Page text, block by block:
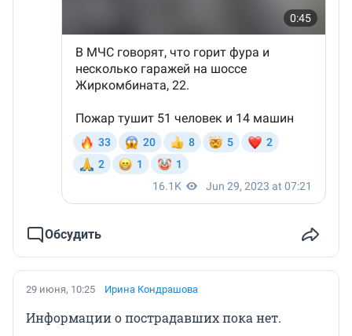
Обсудить
29 июня, 10:25 Ирина Кондрашова
Информации о пострадавших пока нет.